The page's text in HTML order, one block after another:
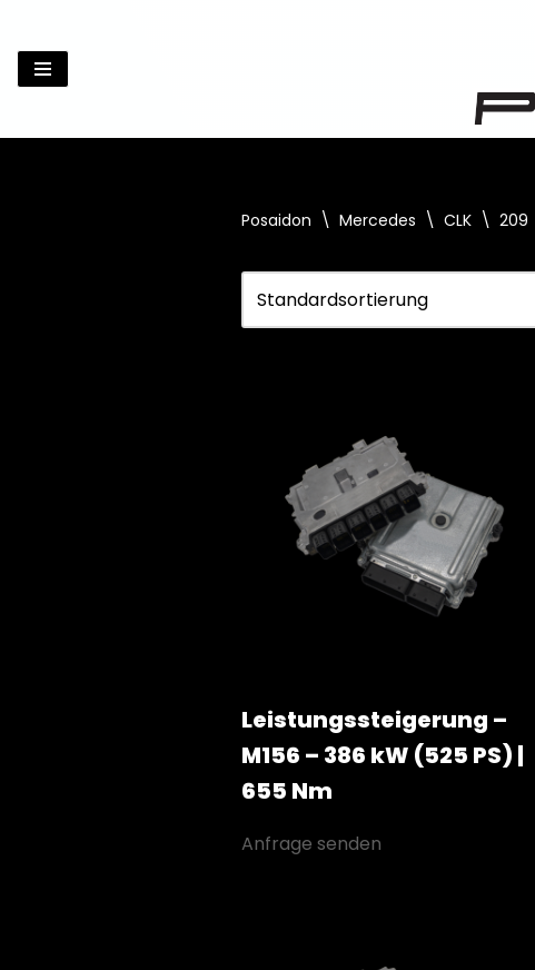
Zum
Inhalt
Posaidon \ Mercedes \ CLK \ 209
Leistungssteigerung –
M156 – 386 kW (525 PS) |
655 Nm
Anfrage senden